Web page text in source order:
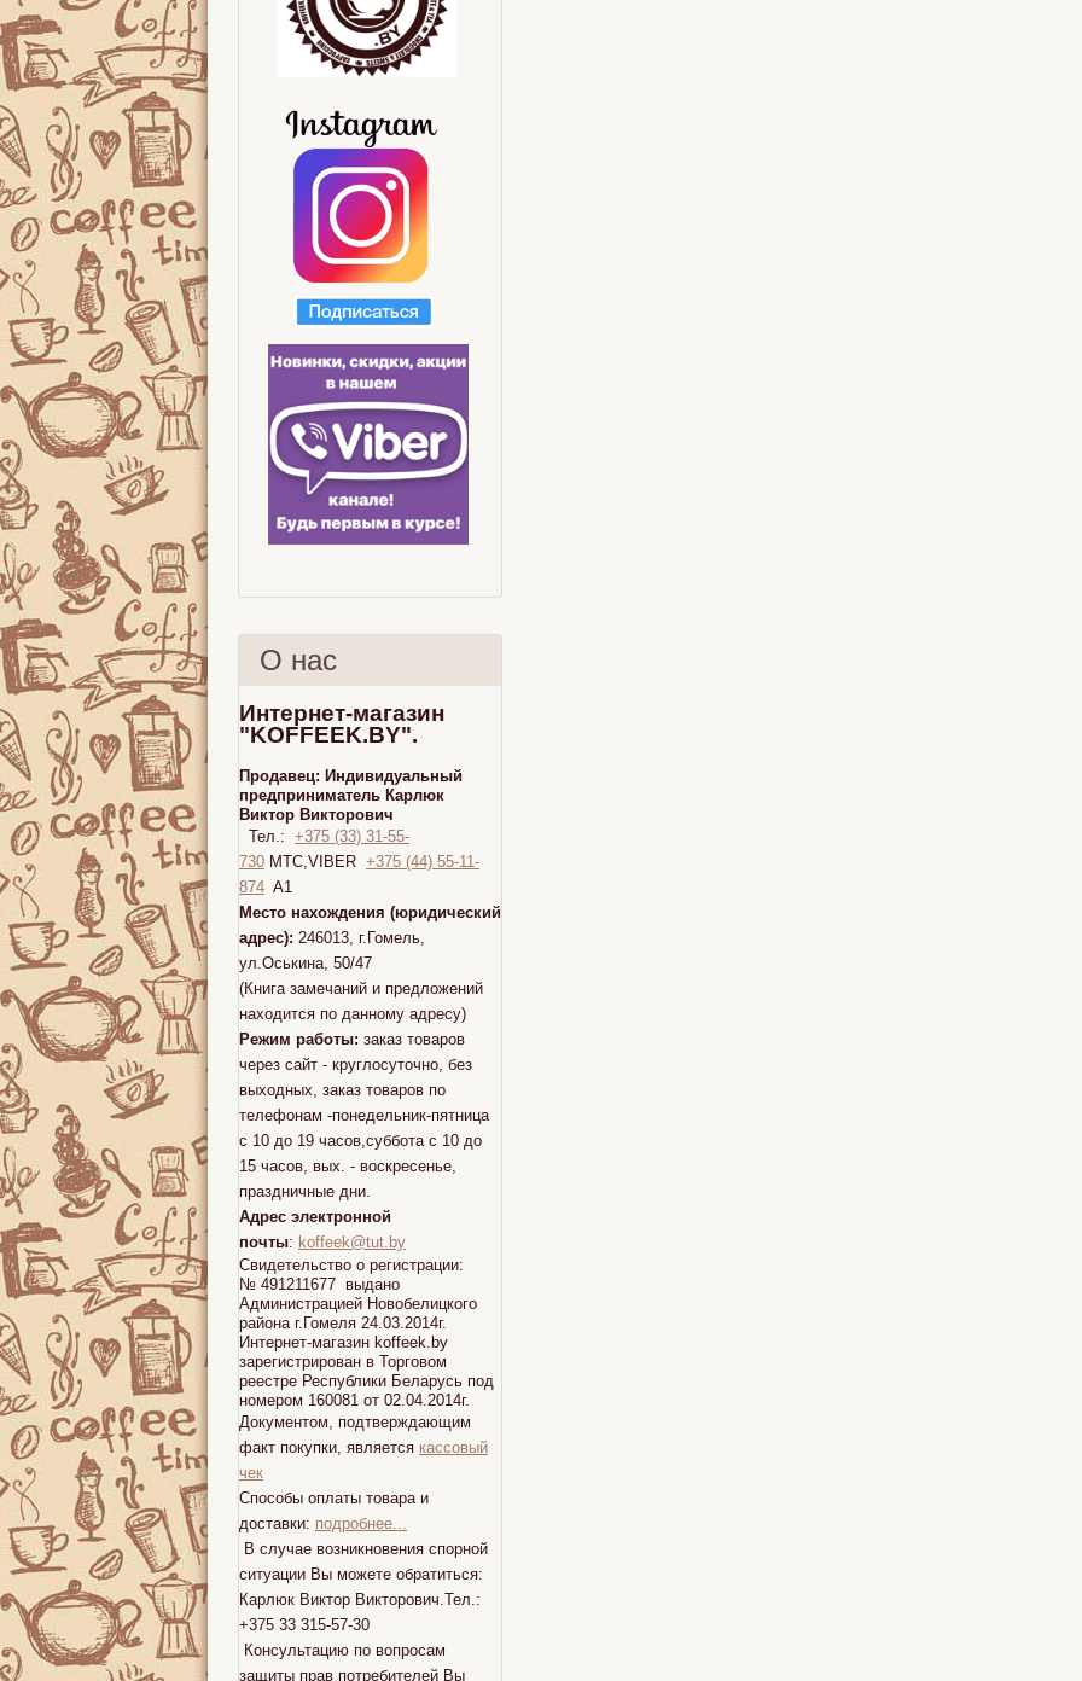
О нас
Интернет-магазин
"KOFFEEK.BY".
Продавец: Индивидуальный
предприниматель Карлюк
Виктор Викторович
Тел.: +375 (33) 31-55-
730 МТС,VIBER +375 (44) 55-11-
874 A1
Место нахождения (юридический
адрес): 246013, г.Гомель,
ул.Оськина, 50/47
(Книга замечаний и предложений
находится по данному адресу)
Режим работы: заказ товаров
через сайт - круглосуточно, без
выходных, заказ товаров по
телефонам -понедельник-пятница
с 10 до 19 часов,суббота с 10 до
15 часов, вых. - воскресенье,
праздничные дни.
Адрес электронной
почты: koffeek@tut.by
Свидетельство о регистрации:
№ 491211677 выдано
Администрацией Новобелицкого
района г.Гомеля 24.03.2014г.
Интернет-магазин koffeek.by
зарегистрирован в Торговом
реестре Республики Беларусь под
номером 160081 от 02.04.2014г.
Документом, подтверждающим
факт покупки, является кассовый
чек
Способы оплаты товара и
доставки: подробнее...
В случае возникновения спорной
ситуации Вы можете обратиться:
Карлюк Виктор Викторович.Тел.:
+375 33 315-57-30
Консультацию по вопросам
защиты прав потребителей Вы